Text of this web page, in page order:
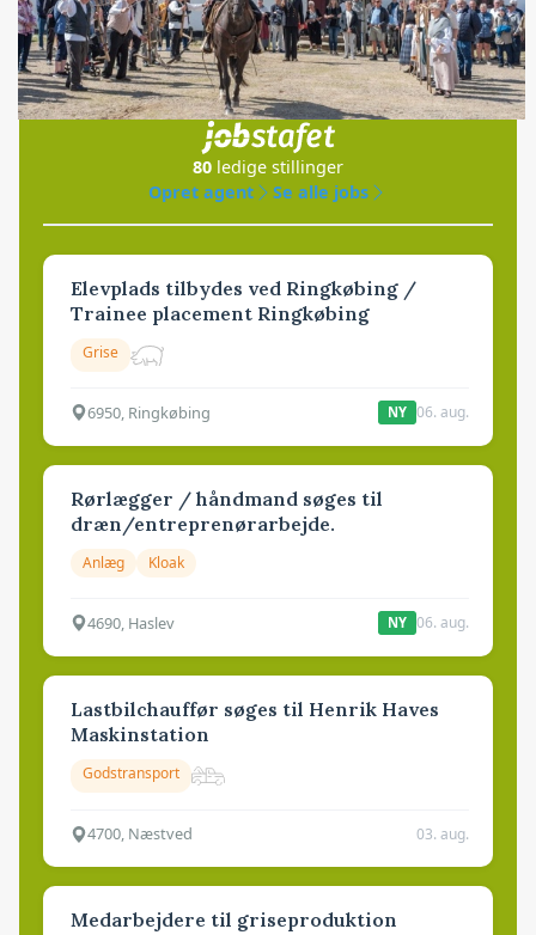
Jobs
i samarbejde med
80 ledige stillinger
Opret agent
Se alle jobs
Elevplads tilbydes ved Ringkøbing /
Trainee placement Ringkøbing
Grise
6950, Ringkøbing NY 06. aug.
Rørlægger / håndmand søges til
dræn/entreprenørarbejde.
Anlæg Kloak
4690, Haslev NY 06. aug.
Lastbilchauffør søges til Henrik Haves
Maskinstation
Godstransport
4700, Næstved 03. aug.
Medarbejdere til griseproduktion